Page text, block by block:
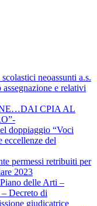
neoassunti a.s.
e relativi
CPIA AL
doppiaggio “Voci
eccellenze del
permessi retribuiti per
2023
delle Arti –
Decreto di
giudicatrice